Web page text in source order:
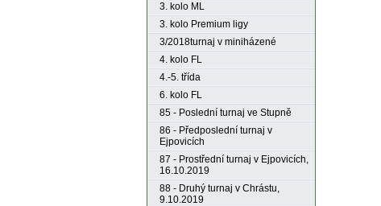
3. kolo ML
3. kolo Premium ligy
3/2018turnaj v miniházené
4. kolo FL
4.-5. třída
6. kolo FL
85 - Poslední turnaj ve Stupně
86 - Předposlední turnaj v
Ejpovicích
87 - Prostřední turnaj v Ejpovicích,
16.10.2019
88 - Druhý turnaj v Chrástu,
9.10.2019